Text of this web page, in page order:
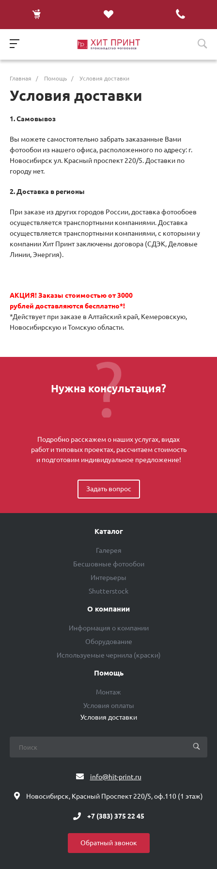
Главная / Помощь / Условия доставки
Условия доставки
1. Самовывоз
Вы можете самостоятельно забрать заказанные Вами
фотообои из нашего офиса, расположенного по адресу: г.
Новосибирск ул. Красный проспект 220/5. Доставки по
городу нет.
2. Доставка в регионы
При заказе из других городов России, доставка фотообоев
осуществляется транспортными компаниями. Доставка
осуществляется транспортными компаниями, с которыми у
компании Хит Принт заключены договора (СДЭК, Деловые
Линии, Энергия).
АКЦИЯ!Заказы стоимостью от 3000
рублей доставляются бесплатно*!
*Действует при заказе в Алтайский край, Кемеровскую,
Новосибирскую и Томскую области.
Нужна консультация?
Подробно расскажем о наших услугах, видах
работ и типовых проектах, рассчитаем стоимость
и подготовим индивидуальное предложение!
Задать вопрос
Каталог
Галерея
Бесшовные фотообои
Интерьеры
Shutterstock
О компании
Информация о компании
Оборудование
Используемые чернила (краски)
Помощь
Монтаж
Условия оплаты
Условия доставки
info@hit-print.ru
Новосибирск, Красный Проспект 220/5, оф.110 (1 этаж)
+7 (383) 375 22 45
Обратный звонок